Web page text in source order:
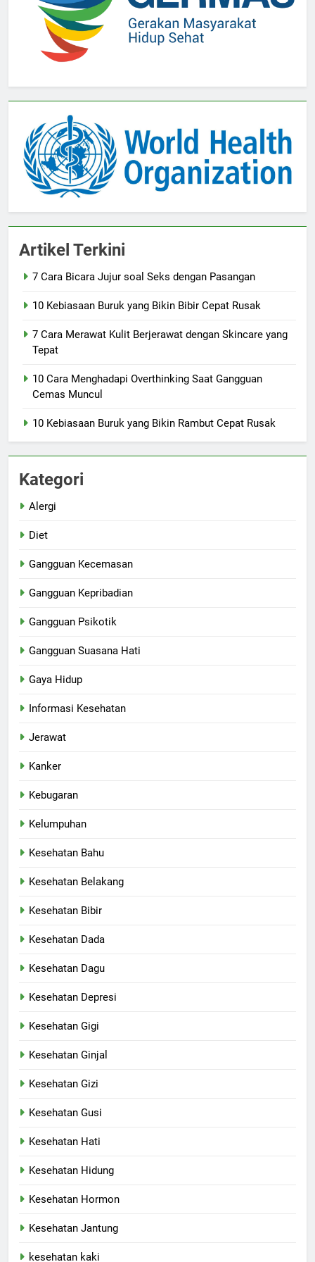
Artikel Terkini
7 Cara Bicara Jujur soal Seks dengan Pasangan
10 Kebiasaan Buruk yang Bikin Bibir Cepat Rusak
7 Cara Merawat Kulit Berjerawat dengan Skincare yang
Tepat
10 Cara Menghadapi Overthinking Saat Gangguan
Cemas Muncul
10 Kebiasaan Buruk yang Bikin Rambut Cepat Rusak
Kategori
Alergi
Diet
Gangguan Kecemasan
Gangguan Kepribadian
Gangguan Psikotik
Gangguan Suasana Hati
Gaya Hidup
Informasi Kesehatan
Jerawat
Kanker
Kebugaran
Kelumpuhan
Kesehatan Bahu
Kesehatan Belakang
Kesehatan Bibir
Kesehatan Dada
Kesehatan Dagu
Kesehatan Depresi
Kesehatan Gigi
Kesehatan Ginjal
Kesehatan Gizi
Kesehatan Gusi
Kesehatan Hati
Kesehatan Hidung
Kesehatan Hormon
Kesehatan Jantung
kesehatan kaki